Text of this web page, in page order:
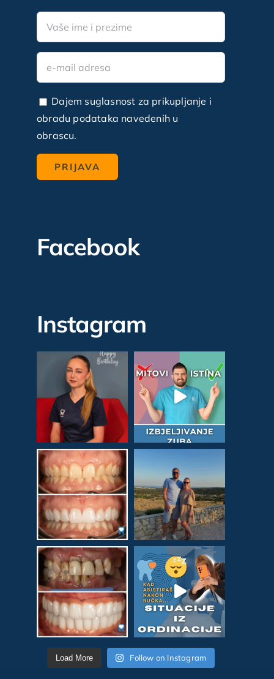
Dajem suglasnost za prikupljanje i
obradu podataka navedenih u
obrascu.
Facebook
Instagram
Load More Follow on Instagram